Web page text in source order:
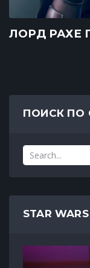
ЛОРД РАХЕ
ПОИСК ПО
STAR